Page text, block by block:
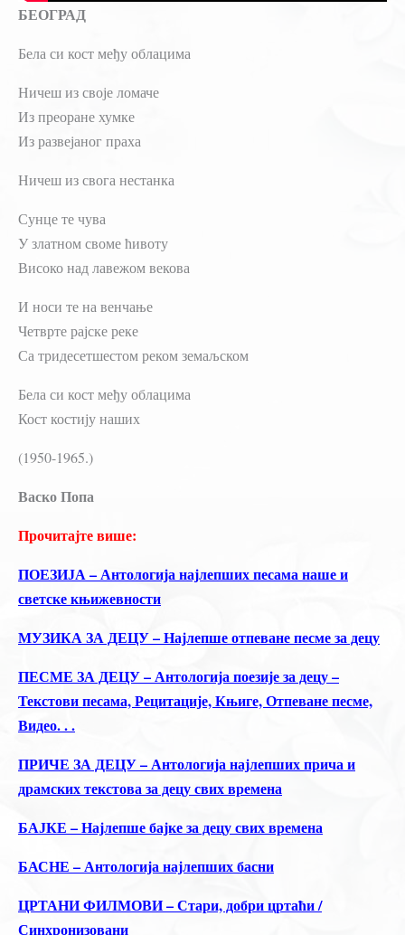
БЕОГРАД
Бела си кост међу облацима
Ничеш из своје ломаче
Из преоране хумке
Из развејаног праха
Ничеш из свога нестанка
Сунце те чува
У златном своме ћивоту
Високо над лавежом векова
И носи те на венчање
Четврте рајске реке
Са тридесетшестом реком земаљском
Бела си кост међу облацима
Кост костију наших
(1950-1965.)
Васко Попа
Прочитајте више:
ПОЕЗИЈА – Антологија најлепших песама наше и
светске књижевности
МУЗИКА ЗА ДЕЦУ – Најлепше отпеване песме за децу
ПЕСМЕ ЗА ДЕЦУ – Антологија поезије за децу –
Текстови песама, Рецитације, Књиге, Отпеване песме,
Видео. . .
ПРИЧЕ ЗА ДЕЦУ – Антологија најлепших прича и
драмских текстова за децу свих времена
БАЈКЕ – Најлепше бајке за децу свих времена
БАСНЕ – Антологија најлепших басни
ЦРТАНИ ФИЛМОВИ – Стари, добри цртаћи /
Синхронизовани